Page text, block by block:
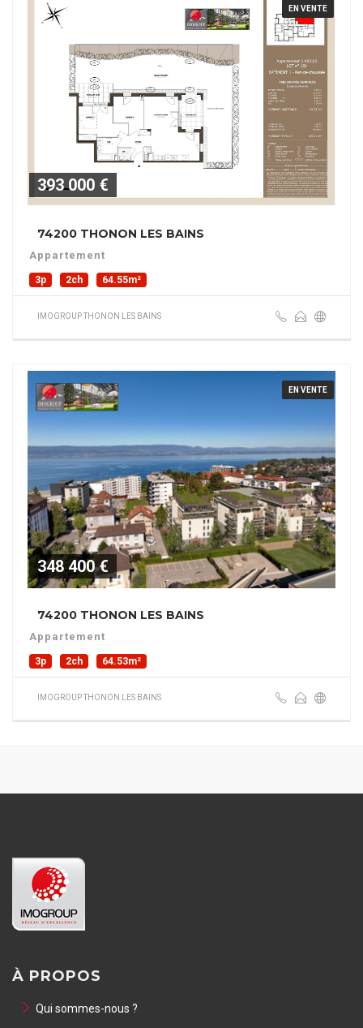
EN VENTE
393 000 €
74200 THONON LES BAINS
Appartement
3p 2ch 64.55m²
IMOGROUP THONON LES BAINS
EN VENTE
348 400 €
74200 THONON LES BAINS
Appartement
3p 2ch 64.53m²
IMOGROUP THONON LES BAINS
À PROPOS
Qui sommes-nous ?